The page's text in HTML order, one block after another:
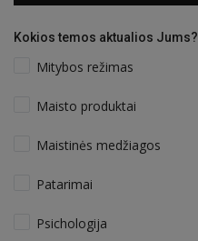
Kokios temos aktualios Jums?
Mitybos režimas
Maisto produktai
Maistinės medžiagos
Patarimai
Psichologija